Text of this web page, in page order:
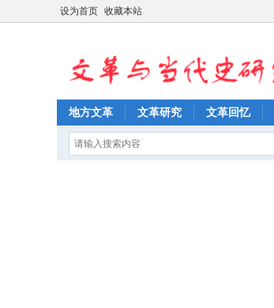
设为首页 收藏本站
地方文革 文革研究 文革回忆